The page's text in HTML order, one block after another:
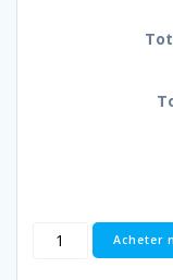
Acheter